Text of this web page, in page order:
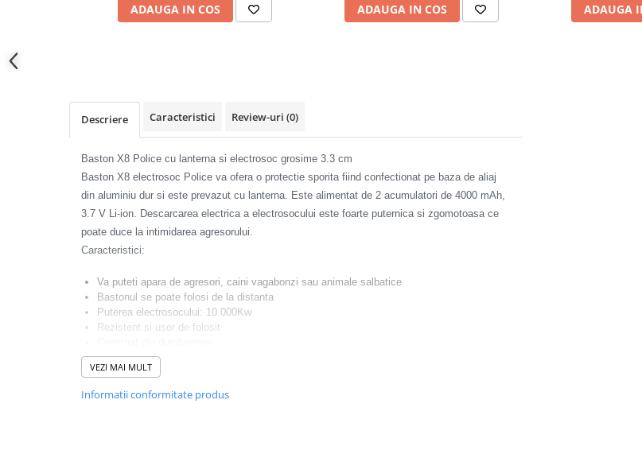
Articole ambalare
Ascutitoare si seturi de ascutire
Corpuri de iluminat
Electrocasnice
Incubatoare oua
Mori cereale si furaje
Baterii telefoane
Baterii si acumulatori
Cantare electronice comerciale
Casti audio telefoane
ADAUGA IN COS ADAUGA IN COS ADAUGA
Descriere Caracteristici Review-uri (0)
Baston X8 Police cu lanterna si electrosoc grosime 3.3 cm
Baston X8 electrosoc Police va ofera o protectie sporita fiind confectionat pe baza de aliaj
din aluminiu dur si este prevazut cu lanterna. Este alimentat de 2 acumulatori de 4000 mAh,
3.7 V Li-ion. Descarcarea electrica a electrosocului este foarte puternica si zgomotoasa ce
poate duce la intimidarea agresorului.
Caracteristici:
Va puteti apara de agresori, caini vagabonzi sau animale salbatice
Bastonul se poate folosi de la distanta
Puterea electrosocului: 10.000Kw
Rezistent si usor de folosit
Programe de iluminat: Mediu,Scazut,Flash,SOS
Durata de viata a lampii: 100.000 ore
VEZI MAI MULT
Informatii conformitate produs